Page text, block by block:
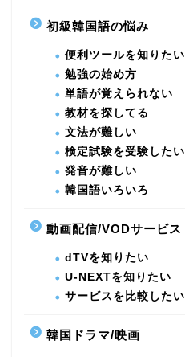
初級韓国語の悩み
便利ツールを知りたい
勉強の始め方
単語が覚えられない
教材を探してる
文法が難しい
検定試験を受験したい
発音が難しい
韓国語いろいろ
動画配信/VODサービス
dTVを知りたい
U-NEXTを知りたい
サービスを比較したい
韓国ドラマ/映画